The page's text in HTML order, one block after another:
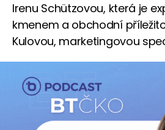
Irenu Schützovou, která je
kmenem a obchodní
Kulovou, marketingovou